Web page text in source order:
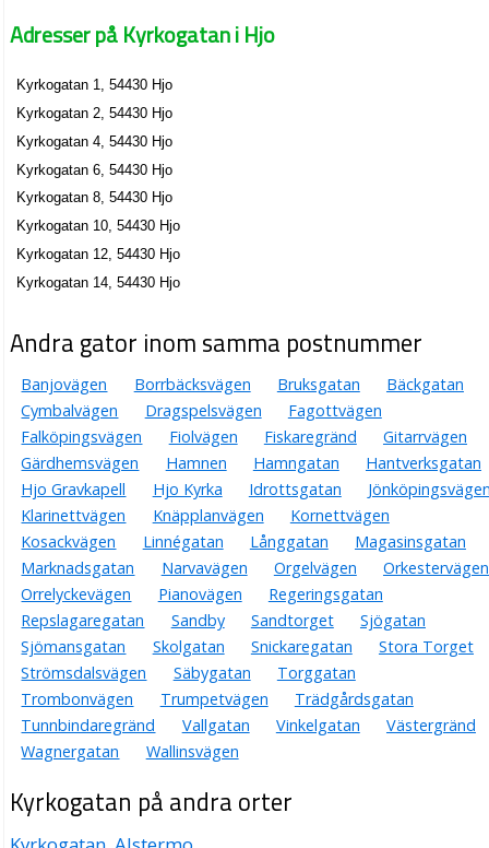
Adresser på Kyrkogatan i Hjo
Kyrkogatan 1, 54430 Hjo
Kyrkogatan 2, 54430 Hjo
Kyrkogatan 4, 54430 Hjo
Kyrkogatan 6, 54430 Hjo
Kyrkogatan 8, 54430 Hjo
Kyrkogatan 10, 54430 Hjo
Kyrkogatan 12, 54430 Hjo
Kyrkogatan 14, 54430 Hjo
Andra gator inom samma postnummer
Banjovägen Borrbäcksvägen Bruksgatan
Bäckgatan
Cymbalvägen
Dragspelsvägen
Fagottvägen
Falköpingsvägen
Fiolvägen Fiskaregränd
Gitarrvägen
Gärdhemsvägen
Hamnen Hamngatan
Hantverksgatan
Hjo Gravkapell
Hjo Kyrka Idrottsgatan
Klarinettvägen
Knäpplanvägen
Kornettvägen
Kosackvägen
Linnégatan Långgatan
Magasinsgatan
Marknadsgatan
Narvavägen Orgelvägen
Orkestervägen
Orrelyckevägen
Pianovägen
Regeringsgatan
Repslagaregatan
Sandby Sandtorget
Sjögatan
Sjömansgatan
Skolgatan Snickaregatan
Stora Torget
Strömsdalsvägen
Säbygatan
Torggatan
Trombonvägen
Trumpetvägen
Trädgårdsgatan
Tunnbindaregränd
Vallgatan Vinkelgatan
Västergränd
Wagnergatan
Wallinsvägen
Kyrkogatan på andra orter